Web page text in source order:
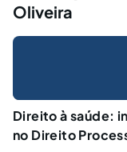
Oliveira
Direito à saúde:
no Direito